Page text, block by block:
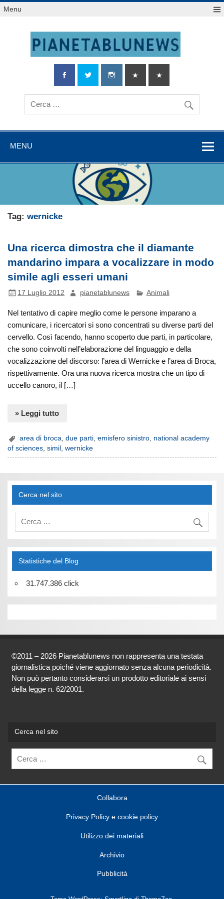
Salta
alMenu
MENU
Tag:wernicke
Una ricerca dimostra che il diamante
mandarino impara a vocalizzare in modo
simile agli esseri umani
17 Luglio 2012 pianetablunews Animali
Nel tentativo di capire meglio come le persone imparano a
comunicare, i ricercatori si sono concentrati su diverse parti del
cervello. Così facendo, hanno scoperto due parti, in particolare,
che sono coinvolti nell’elaborazione del linguaggio e della
vocalizzazione del discorso: l’area di Wernicke e l’area di Broca,
rispettivamente. Ora una nuova ricerca mostra che un tipo di
uccello canoro, il […]
» Leggi tutto
area di broca ,due parti ,emisfero sinistro national academy
of sciences,simil ,wernicke
Cerca nel sito
Statistiche del Blog
31.747.386 click
©2011 – 2026 Pianetablunews non rappresenta una testata
giornalistica poiché viene aggiornato senza alcuna periodicità.
Non può pertanto considerarsi un prodotto editoriale ai sensi
della legge n. 62/2001.
Cerca nel sito
Collabora
Privacy Policy e cookie policy
Utilizzo dei materiali
Archivio
Pubblicità